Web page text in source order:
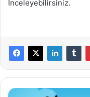
İnceleyebilirsiniz.
Okyanusta